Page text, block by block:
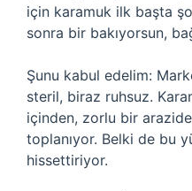
için karamuk ilk başta
sonra bir bakıyorsun,
Şunu kabul edelim:
steril, biraz ruhsuz.
içinden, zorlu bir
toplanıyor. Belki de bu
hissettiriyor.